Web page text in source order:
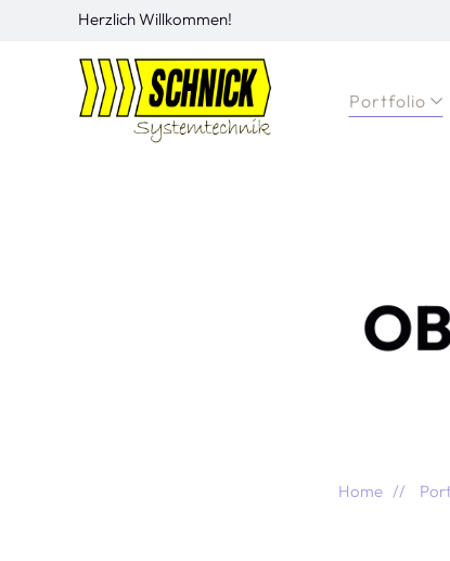
Herzlich Willkommen!
Portfolio
Home